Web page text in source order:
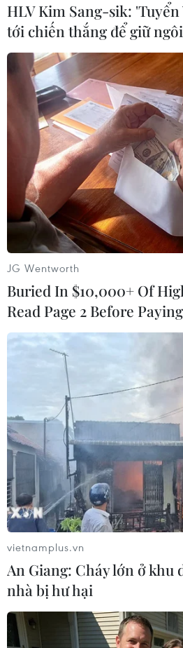
Brazil có thể sẽ ra khỏi
kinh tế lớn nhất thế giới
07/10/2015 03:49
Trong báo cáo được công bố
Brazil sẽ ra khỏi danh sách tám
giới và rớt xuống vị trí thứ 9 từ
Căng thẳng thương
tế lớn nhất "nóng" lên
13/02/2018 11:04
Căng thẳng thương mại giữa
thế giới tiếp tục "nóng" lên, giữa
đang đặt sản phẩm hóa chất
“tầm ngắm.”
HLV Kim Sang-sik:
tới chiến thắng để giữ
JG Wentworth
Buried In $10,000+ Of
Read Page 2 Before Paying
vietnamplus.vn
An Giang: Cháy lớn ở khu
nhà bị hư hại